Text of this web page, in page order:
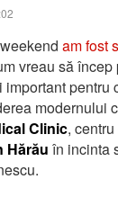
am fost
vreau să
important pentru
modernului
Clinic,
Hărău în incinta